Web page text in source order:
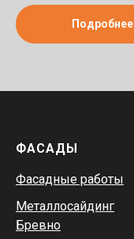
Подробнее
ФАСАДЫ
Фасадные работы
Металлосайдинг
Бревно